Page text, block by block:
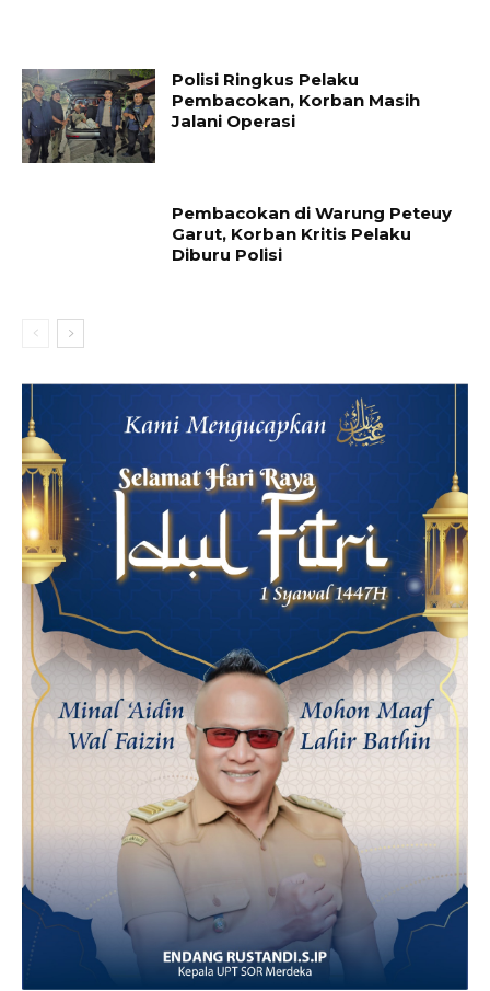
Polisi Ringkus Pelaku
Pembacokan, Korban Masih
Jalani Operasi
Pembacokan di Warung Peteuy
Garut, Korban Kritis Pelaku
Diburu Polisi